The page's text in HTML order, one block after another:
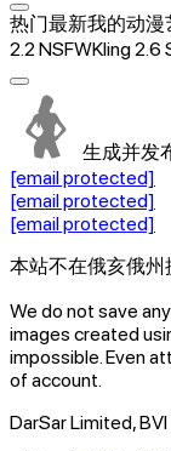
热门最新我的动漫
2.2 NSFWKling 2.6
生成并发
[email protected]
[email protected]
[email protected]
本站不在俄亥俄州
We do not save
images created
impossible. Even
of account.
DarSar Limited, BVI